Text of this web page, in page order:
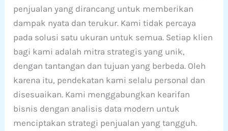
penjualan yang dirancang untuk memberikan
dampak nyata dan terukur. Kami tidak percaya
pada solusi satu ukuran untuk semua. Setiap klien
bagi kami adalah mitra strategis yang unik,
dengan tantangan dan tujuan yang berbeda. Oleh
karena itu, pendekatan kami selalu personal dan
disesuaikan. Kami menggabungkan kearifan
bisnis dengan analisis data modern untuk
menciptakan strategi penjualan yang tangguh.